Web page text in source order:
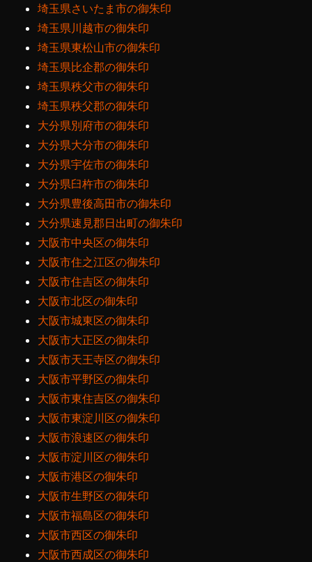
埼玉県さいたま市の御朱印
埼玉県川越市の御朱印
埼玉県東松山市の御朱印
埼玉県比企郡の御朱印
埼玉県秩父市の御朱印
埼玉県秩父郡の御朱印
大分県別府市の御朱印
大分県大分市の御朱印
大分県宇佐市の御朱印
大分県臼杵市の御朱印
大分県豊後高田市の御朱印
大分県速見郡日出町の御朱印
大阪市中央区の御朱印
大阪市住之江区の御朱印
大阪市住吉区の御朱印
大阪市北区の御朱印
大阪市城東区の御朱印
大阪市大正区の御朱印
大阪市天王寺区の御朱印
大阪市平野区の御朱印
大阪市東住吉区の御朱印
大阪市東淀川区の御朱印
大阪市浪速区の御朱印
大阪市淀川区の御朱印
大阪市港区の御朱印
大阪市生野区の御朱印
大阪市福島区の御朱印
大阪市西区の御朱印
大阪市西成区の御朱印